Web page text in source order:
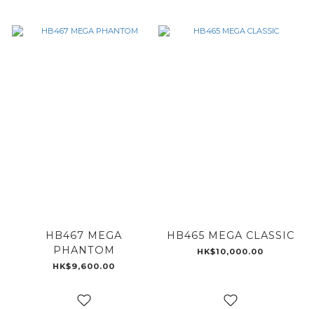
HB467 MEGA
PHANTOM
HK$9,600.00
HB465 MEGA CLASSIC
HK$10,000.00